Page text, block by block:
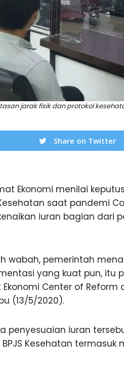
jarak fisik dan protokol
Share on Twitter
Ekonomi menilai
saat pandemi
iuran bagian dari
wabah, pemerintah
yang kuat pun, itu
Center of Reform
(13/5/2020).
penyesuaian iuran
Kesehatan termasuk